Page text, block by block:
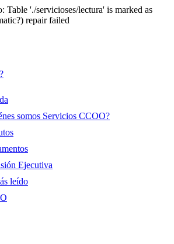
Table './servicioses/lectura' is marked as
repair failed
somos Servicios CCOO?
Ejecutiva
leído